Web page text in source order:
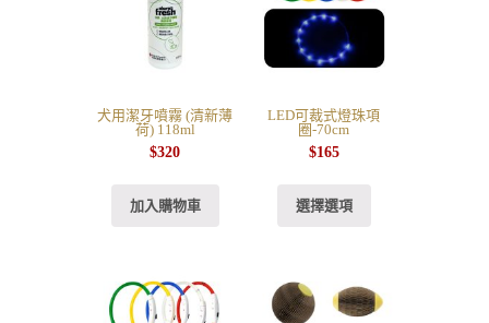
犬用潔牙噴霧 (清新薄
荷) 118ml
$320
加入購物車
LED可裁式燈珠項
圈-70cm
$165
選擇選項